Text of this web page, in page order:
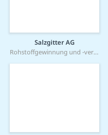
Salzgitter AG
Rohstoffgewinnung und -verarbeitung